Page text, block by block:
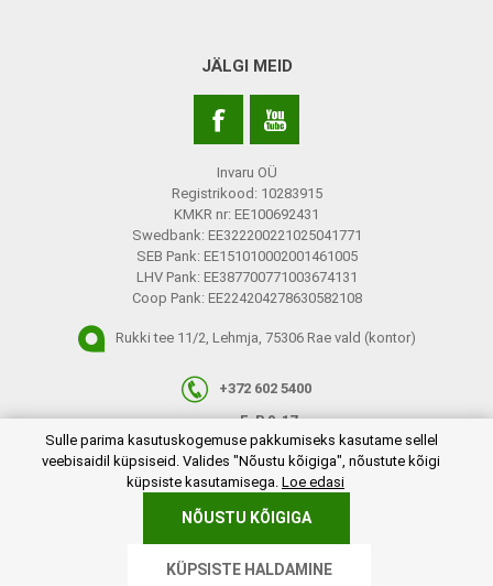
JÄLGI MEID
Invaru OÜ
Registrikood: 10283915
KMKR nr: EE100692431
Swedbank: EE322200221025041771
SEB Pank: EE151010002001461005
LHV Pank: EE387700771003674131
Coop Pank: EE224204278630582108
Rukki tee 11/2, Lehmja, 75306 Rae vald (kontor)
+372 602 5400
E-R 9-17
info@invaru.ee
Powered bynopCommerce
Sulle parima kasutuskogemuse pakkumiseks kasutame sellel
veebisaidil küpsiseid. Valides "Nõustu kõigiga", nõustute kõigi
küpsiste kasutamisega. Loe edasi
NÕUSTU KÕIGIGA
KÜPSISTE HALDAMINE